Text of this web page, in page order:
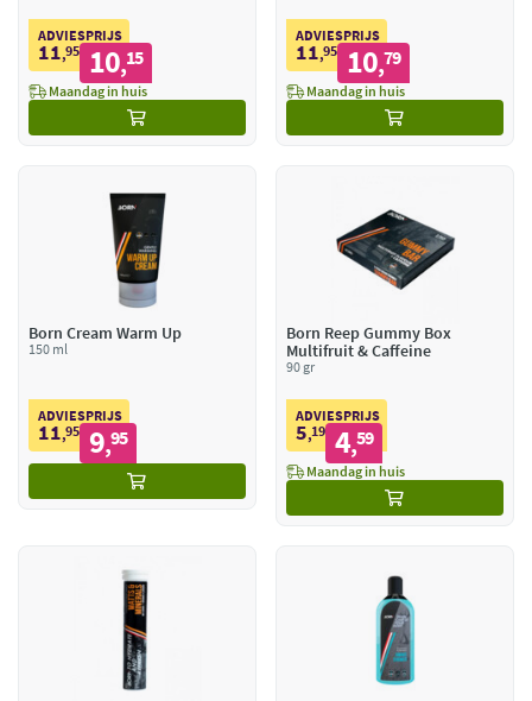
ADVIESPRIJS
11,95 10,15
Maandag in huis
ADVIESPRIJS
11,95 10,79
Maandag in huis
Born Cream Warm Up
150 ml
ADVIESPRIJS
11,95 9,95
Born Reep Gummy Box
Multifruit & Caffeine
90 gr
ADVIESPRIJS
5,19 4,59
Maandag in huis